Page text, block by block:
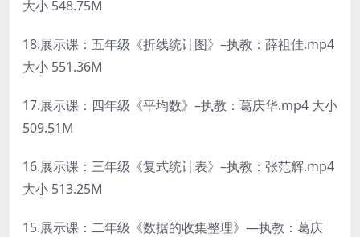
大小 548.75M
18.展示课：五年级《折线统计图》–执教：薛祖佳.mp4
大小 551.36M
17.展示课：四年级《平均数》–执教：葛庆华.mp4 大小
509.51M
16.展示课：三年级《复式统计表》–执教：张范辉.mp4
大小 513.25M
15.展示课：二年级《数据的收集整理》—执教：葛庆